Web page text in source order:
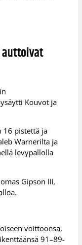
auttoivat
Kouvot ja
16 pistettä ja
Warnerilta ja
levypallolla
Gipson III,
voittoonsa,
91–89-